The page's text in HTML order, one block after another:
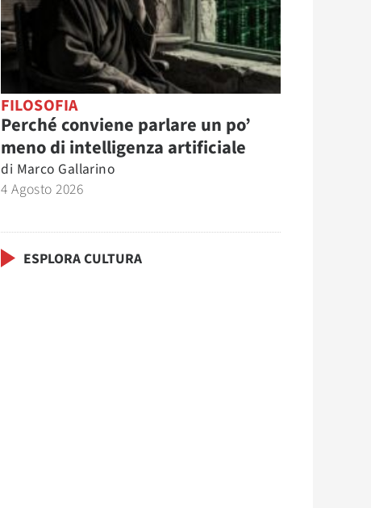
FILOSOFIA
Perché conviene parlare un po’
meno di intelligenza artificiale
di Marco Gallarino
4 Agosto 2026
ESPLORA CULTURA